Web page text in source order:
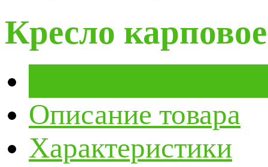
Кресло
Описание товара
Характеристики